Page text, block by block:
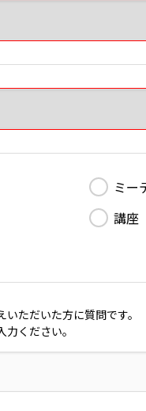
ミー
講座
ただいた方に質問です。
力ください。